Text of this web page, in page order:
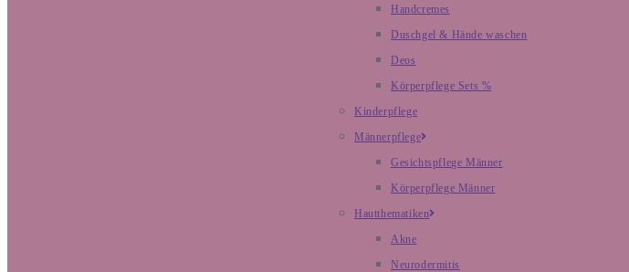
Handcremes
Duschgel & Hände waschen
Deos
Körperpflege Sets %
Kinderpflege
Männerpflege
Gesichtspflege Männer
Körperpflege Männer
Hautthematiken
Akne
Neurodermitis